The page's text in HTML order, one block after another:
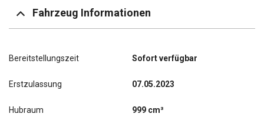
Fahrzeug Informationen
Bereitstellungszeit Sofort verfügbar
Erstzulassung 07.05.2023
Hubraum 999 cm³